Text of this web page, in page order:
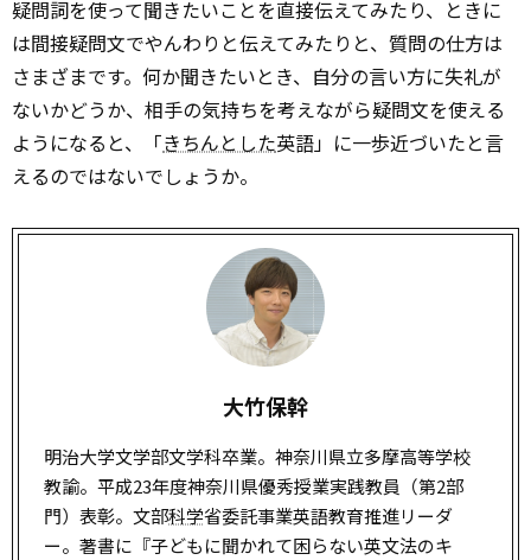
疑問詞を使って聞きたいことを直接伝えてみたり、ときに
は間接疑問文でやんわりと伝えてみたりと、質問の仕方は
さまざまです。何か聞きたいとき、自分の言い方に失礼が
ないかどうか、相手の気持ちを考えながら疑問文を使える
ようになると、「きちんとした英語」に一歩近づいたと言
えるのではないでしょうか。
大竹保幹
明治大学文学部文学科卒業。神奈川県立多摩高等学校
教諭。平成23年度神奈川県優秀授業実践教員（第2部
門）表彰。文部科学省委託事業英語教育推進リーダ
ー。著書に『子どもに聞かれて困らない英文法のキ